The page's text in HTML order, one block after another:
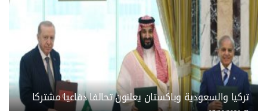
تركيا والسعودية وباكستان يعلنون تحالفا دفاعيا مشتركا